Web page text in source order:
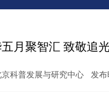
月聚智汇 致敬追
京科普发展与研究中心 发布